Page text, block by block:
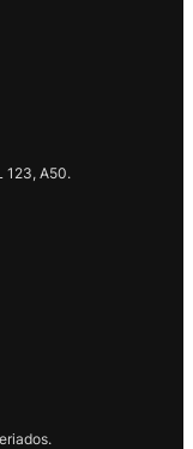
123, A50.